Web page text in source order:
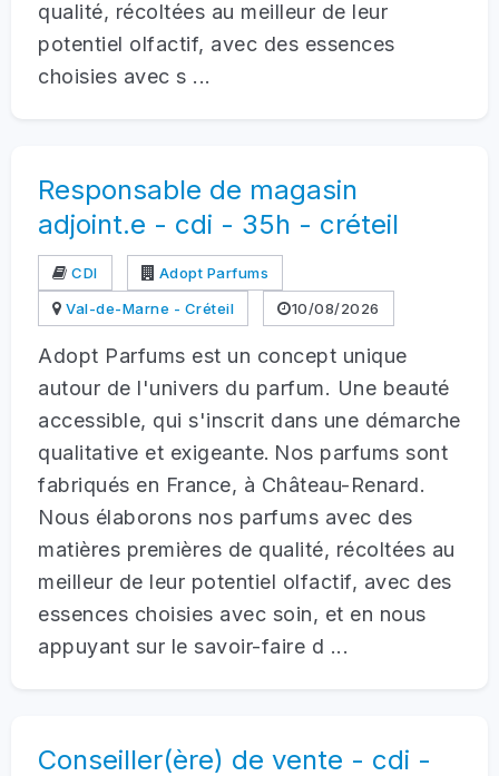
qualité, récoltées au meilleur de leur
potentiel olfactif, avec des essences
choisies avec s ...
Responsable de magasin
adjoint.e - cdi - 35h - créteil
CDI
Adopt Parfums
Val-de-Marne - Créteil
10/08/2026
Adopt Parfums est un concept unique
autour de l'univers du parfum. Une beauté
accessible, qui s'inscrit dans une démarche
qualitative et exigeante. Nos parfums sont
fabriqués en France, à Château-Renard.
Nous élaborons nos parfums avec des
matières premières de qualité, récoltées au
meilleur de leur potentiel olfactif, avec des
essences choisies avec soin, et en nous
appuyant sur le savoir-faire d ...
Conseiller(ère) de vente - cdi -